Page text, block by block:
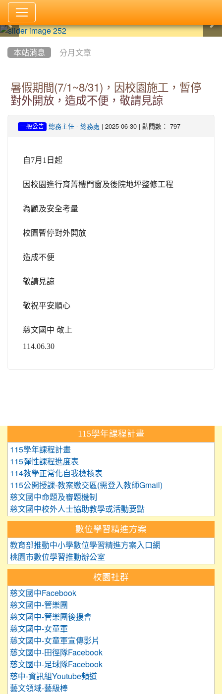
本站消息 分月文章
暑假期間(7/1~8/31)，因校園施工，暫停
對外開放，造成不便，敬請見諒
一般公告 總務主任- 總務處 | 2025-06-30 | 點閱數： 797
自7月1日起
因校園進行育菁樓門窗及後院地坪整修工程
為顧及安全考量
校園暫停對外開放
造成不便
敬請見諒
敬祝平安順心
慈文國中 敬上
114.06.30
115學年課程計畫
115學年課程計畫
115彈性課程進度表
114教學正常化自我檢核表
115公開授課-教案繳交區(需登入教師Gmail)
慈文國中命題及審題機制
慈文國中校外人士協助教學或活動要點
數位學習精進方案
教育部推動中小學數位學習精進方案入口網
桃園市數位學習推動辦公室
校園社群
慈文國中Facebook
慈文國中-管樂團
慈文國中-管樂團後援會
慈文國中-女童軍
慈文國中-女童軍宣傳影片
慈文國中-田徑隊Facebook
慈文國中-足球隊Facebook
慈中-資訊組Youtube頻道
藝文領域-藝級棒